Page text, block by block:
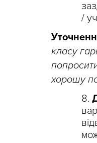
/
класу
хорошу